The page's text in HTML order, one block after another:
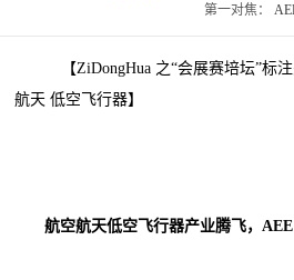
第一对焦：
【ZiDongHua 之“会展赛培坛”标注
航天 低空飞行器】
航空航天低空飞行器产业腾飞，AEE